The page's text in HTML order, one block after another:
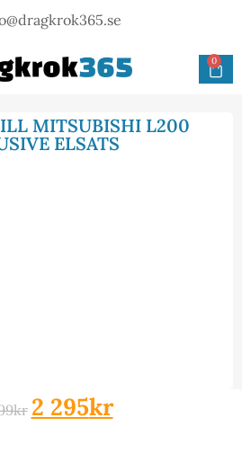
0
MITSUBISHI L200
ELSATS
kr 2 295kr